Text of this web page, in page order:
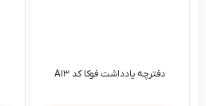
دفترچه یادداشت فوکا کد A۱۳